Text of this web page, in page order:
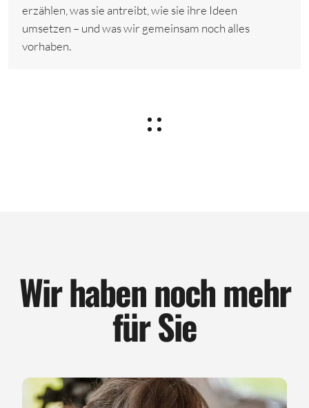
erzählen, was sie antreibt, wie sie ihre Ideen
umsetzen – und was wir gemeinsam noch alles
vorhaben.
Wir haben noch mehr
für Sie